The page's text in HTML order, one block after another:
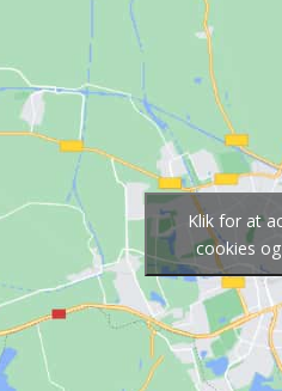
Klik for at
cookies